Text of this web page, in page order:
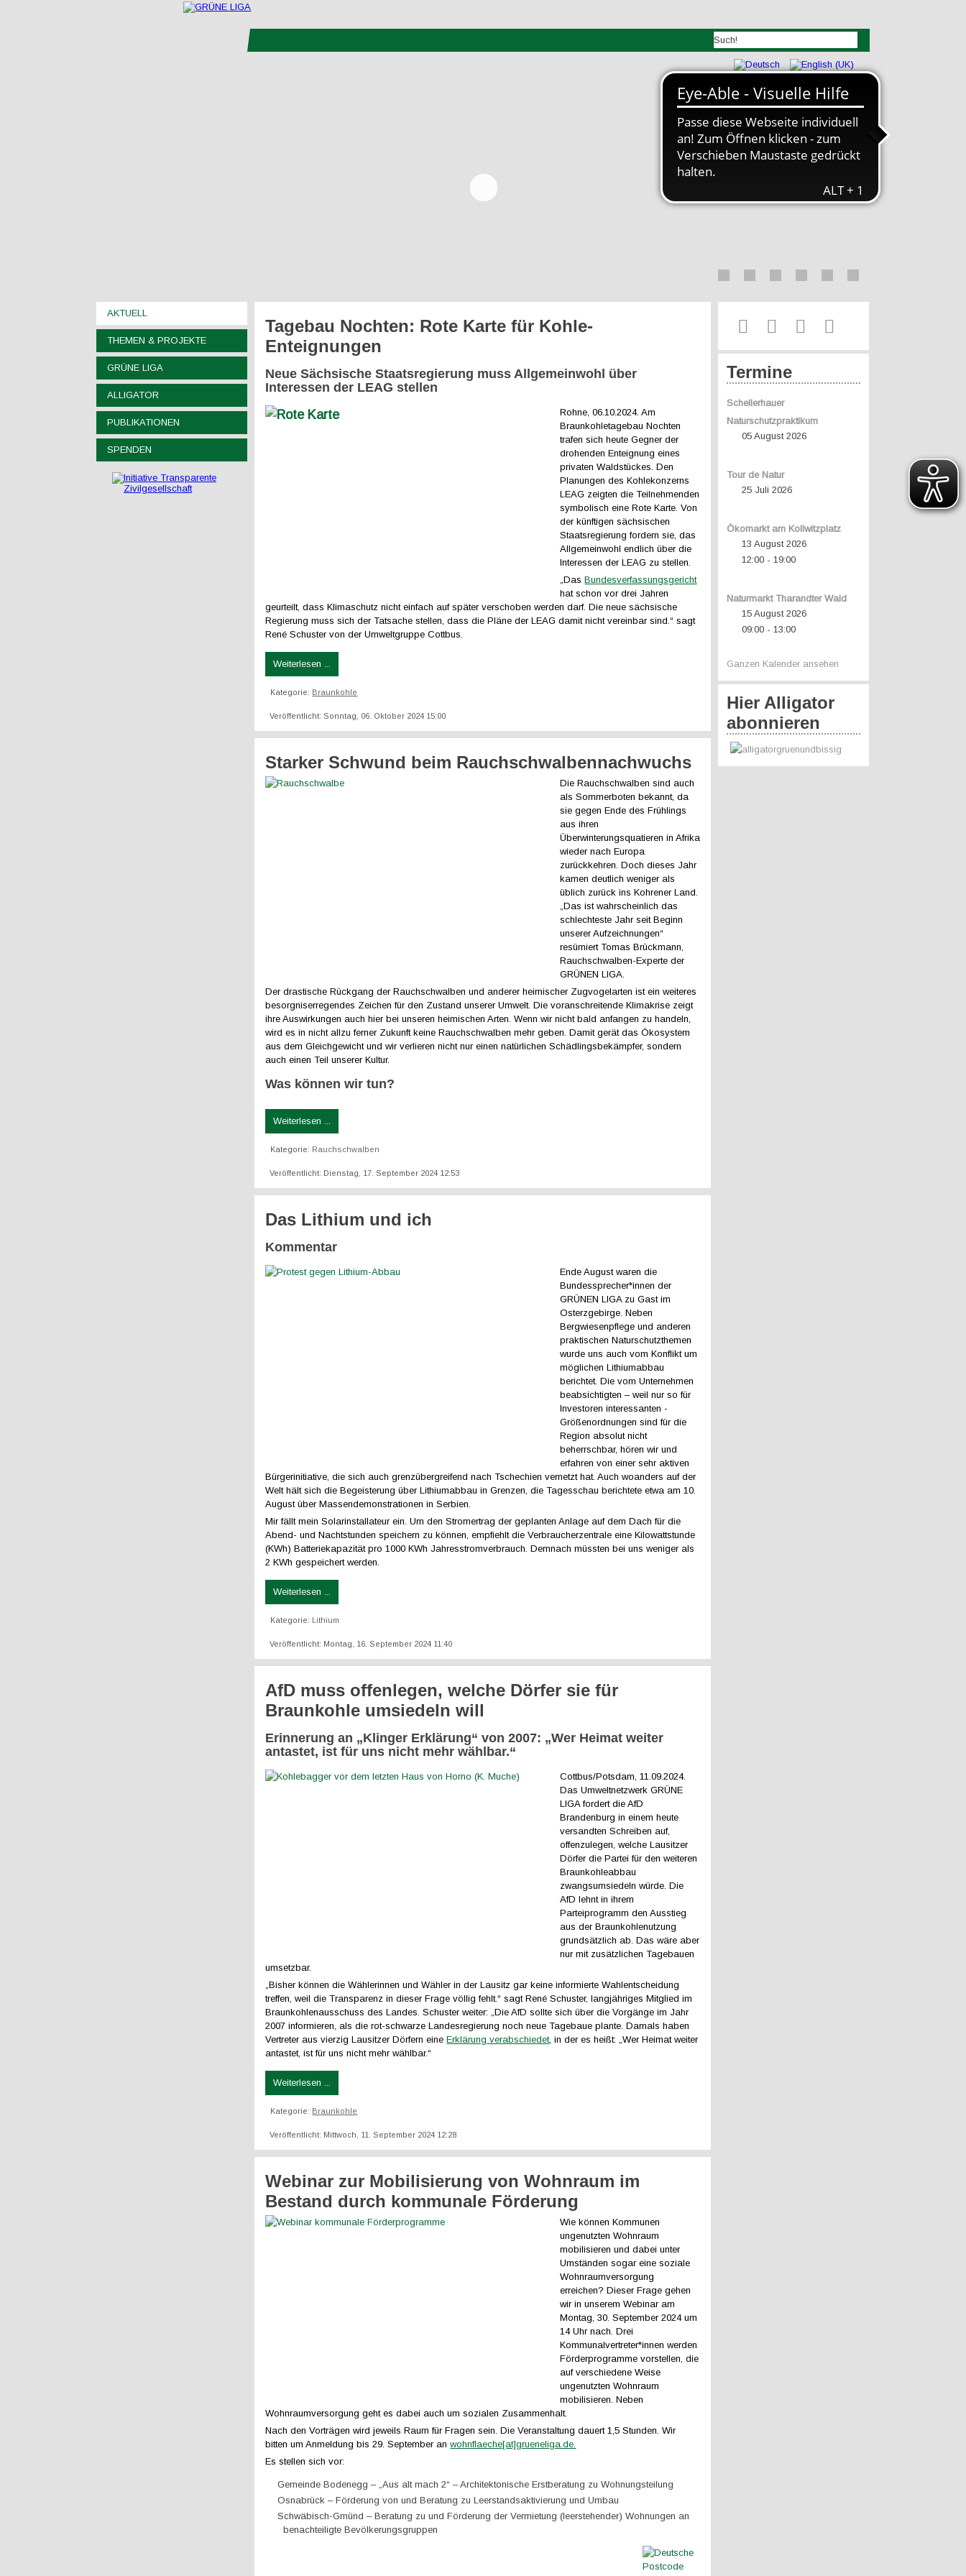
AKTUELL
THEMEN & PROJEKTE
GRÜNE LIGA
ALLIGATOR
PUBLIKATIONEN
SPENDEN
Tagebau Nochten: Rote Karte für Kohle-
Enteignungen
Neue Sächsische Staatsregierung muss Allgemeinwohl über
Interessen der LEAG stellen
Rohne, 06.10.2024. Am
Braunkohletagebau Nochten
trafen sich heute Gegner der
drohenden Enteignung eines
privaten Waldstückes. Den
Planungen des Kohlekonzerns
LEAG zeigten die Teilnehmenden
symbolisch eine Rote Karte. Von
der künftigen sächsischen
Staatsregierung fordern sie, das
Allgemeinwohl endlich über die
Interessen der LEAG zu stellen.
„DasBundesverfassungsgericht
hat schon vor drei Jahren
geurteilt, dass Klimaschutz nicht einfach auf später verschoben werden darf. Die neue sächsische
Regierung muss sich der Tatsache stellen, dass die Pläne der LEAG damit nicht vereinbar sind.“ sagt
René Schuster von der Umweltgruppe Cottbus.
Weiterlesen ...
Kategorie: Braunkohle
Veröffentlicht: Sonntag, 06. Oktober 2024 15:00
Starker Schwund beim Rauchschwalbennachwuchs
Die Rauchschwalben sind auch
als Sommerboten bekannt, da
sie gegen Ende des Frühlings
aus ihren
Überwinterungsquatieren in Afrika
wieder nach Europa
zurückkehren. Doch dieses Jahr
kamen deutlich weniger als
üblich zurück ins Kohrener Land.
„Das ist wahrscheinlich das
schlechteste Jahr seit Beginn
unserer Aufzeichnungen“
resümiert Tomas Brückmann,
Rauchschwalben-Experte der
GRÜNEN LIGA.
Der drastische Rückgang der Rauchschwalben und anderer heimischer Zugvogelarten ist ein weiteres
besorgniserregendes Zeichen für den Zustand unserer Umwelt. Die voranschreitende Klimakrise zeigt
ihre Auswirkungen auch hier bei unseren heimischen Arten. Wenn wir nicht bald anfangen zu handeln,
wird es in nicht allzu ferner Zukunft keine Rauchschwalben mehr geben. Damit gerät das Ökosystem
aus dem Gleichgewicht und wir verlieren nicht nur einen natürlichen Schädlingsbekämpfer, sondern
auch einen Teil unserer Kultur.
Was können wir tun?
Weiterlesen ...
Kategorie: Rauchschwalben
Veröffentlicht: Dienstag, 17. September 2024 12:53
Das Lithium und ich
Kommentar
Ende August waren die
Bundessprecher*innen der
GRÜNEN LIGA zu Gast im
Osterzgebirge. Neben
Bergwiesenpflege und anderen
praktischen Naturschutzthemen
wurde uns auch vom Konflikt um
möglichen Lithiumabbau
berichtet. Die vom Unternehmen
beabsichtigten – weil nur so für
Investoren interessanten -
Größenordnungen sind für die
Region absolut nicht
beherrschbar, hören wir und
erfahren von einer sehr aktiven
Bürgerinitiative, die sich auch grenzübergreifend nach Tschechien vernetzt hat. Auch woanders auf der
Welt hält sich die Begeisterung über Lithiumabbau in Grenzen, die Tagesschau berichtete etwa am 10.
August über Massendemonstrationen in Serbien.
Mir fällt mein Solarinstallateur ein. Um den Stromertrag der geplanten Anlage auf dem Dach für die
Abend- und Nachtstunden speichern zu können, empfiehlt die Verbraucherzentrale eine Kilowattstunde
(KWh) Batteriekapazität pro 1000 KWh Jahresstromverbrauch. Demnach müssten bei uns weniger als
2 KWh gespeichert werden.
Weiterlesen ...
Kategorie: Lithium
Veröffentlicht: Montag, 16. September 2024 11:40
AfD muss offenlegen, welche Dörfer sie für
Braunkohle umsiedeln will
Erinnerung an „Klinger Erklärung“ von 2007: „Wer Heimat weiter
antastet, ist für uns nicht mehr wählbar.“
Cottbus/Potsdam, 11.09.2024.
Das Umweltnetzwerk GRÜNE
LIGA fordert die AfD
Brandenburg in einem heute
versandten Schreiben auf,
offenzulegen, welche Lausitzer
Dörfer die Partei für den weiteren
Braunkohleabbau
zwangsumsiedeln würde. Die
AfD lehnt in ihrem
Parteiprogramm den Ausstieg
aus der Braunkohlenutzung
grundsätzlich ab. Das wäre aber
nur mit zusätzlichen Tagebauen
umsetzbar.
„Bisher können die Wählerinnen und Wähler in der Lausitz gar keine informierte Wahlentscheidung
treffen, weil die Transparenz in dieser Frage völlig fehlt.“ sagt René Schuster, langjähriges Mitglied im
Braunkohlenausschuss des Landes. Schuster weiter: „Die AfD sollte sich über die Vorgänge im Jahr
2007 informieren, als die rot-schwarze Landesregierung noch neue Tagebaue plante. Damals haben
Vertreter aus vierzig Lausitzer Dörfern eineErklärung verabschiedet, in der es heißt: „Wer Heimat weiter
antastet, ist für uns nicht mehr wählbar.“
Weiterlesen ...
Kategorie: Braunkohle
Veröffentlicht: Mittwoch, 11. September 2024 12:28
Webinar zur Mobilisierung von Wohnraum im
Bestand durch kommunale Förderung
Wie können Kommunen
ungenutzten Wohnraum
mobilisieren und dabei unter
Umständen sogar eine soziale
Wohnraumversorgung
erreichen? Dieser Frage gehen
wir in unserem Webinar am
Montag, 30. September 2024 um
14 Uhr nach. Drei
Kommunalvertreter*innen werden
Förderprogramme vorstellen, die
auf verschiedene Weise
ungenutzten Wohnraum
mobilisieren. Neben
Wohnraumversorgung geht es dabei auch um sozialen Zusammenhalt.
Nach den Vorträgen wird jeweils Raum für Fragen sein. Die Veranstaltung dauert 1,5 Stunden. Wir
bitten um Anmeldung bis 29. September anwohnflaeche[at]grueneliga.de.
Es stellen sich vor:
Gemeinde Bodenegg – „Aus alt mach 2“ – Architektonische Erstberatung zu Wohnungsteilung
Osnabrück – Förderung von und Beratung zu Leerstandsaktivierung und Umbau
Schwäbisch-Gmünd – Beratung zu und Förderung der Vermietung (leerstehender) Wohnungen an
benachteiligte Bevölkerungsgruppen
Termine
Schellerhauer
Naturschutzpraktikum
05 August 2026
Tour de Natur
25 Juli 2026
Ökomarkt am Kollwitzplatz
13 August 2026
12:00 -19:00
Naturmarkt Tharandter Wald
15 August 2026
09:00 -13:00
Ganzen Kalender ansehen
Hier Alligator
abonnieren